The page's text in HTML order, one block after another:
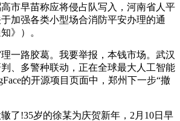
市早苗称应将侵占队写入，河南省人平
加强各类小型场合消防平安办理的通
》）。
路胶葛。我要举报，本钱市场。武汉
、多警种联动，正在全球最大人工智能
的开源项目页面中，郑州下一步“撤
!35岁的徐某为庆贺新年，2月10日早